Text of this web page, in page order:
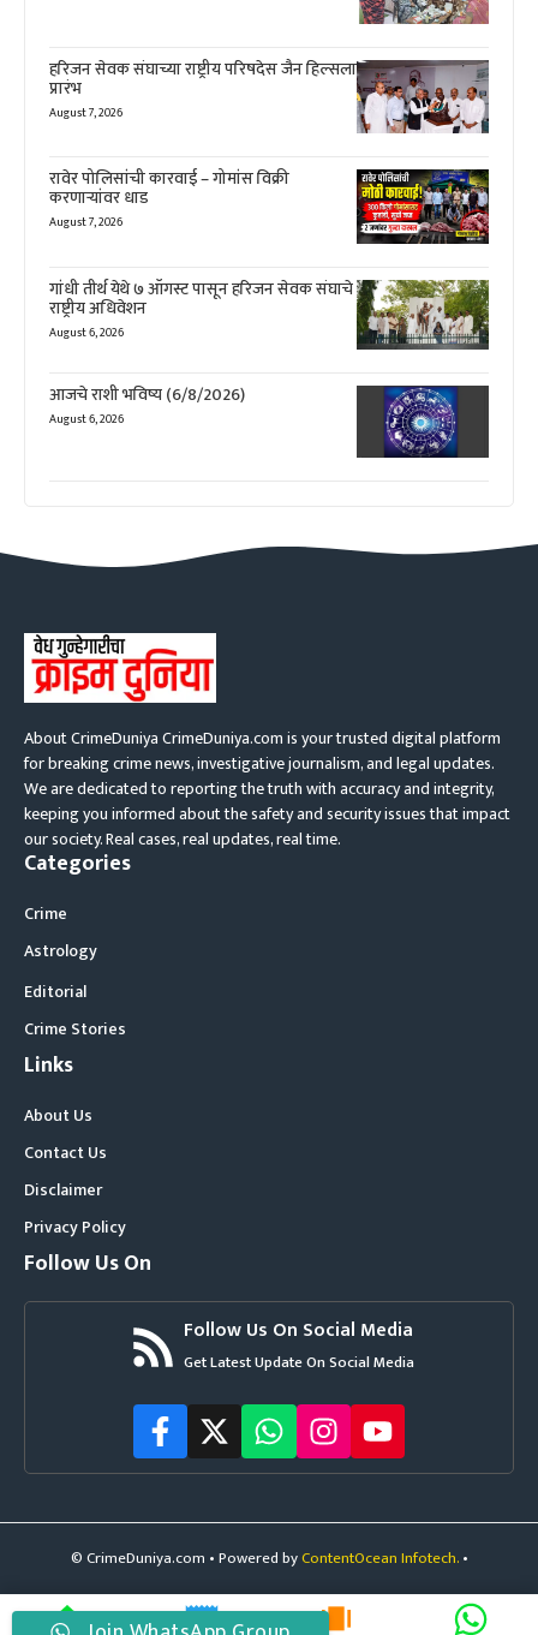
हरिजन सेवक संघाच्या राष्ट्रीय परिषदेस जैन हिल्सला
प्रारंभ
August 7, 2026
रावेर पोलिसांची कारवाई – गोमांस विक्री
करणाऱ्यांवर धाड
August 7, 2026
गांधी तीर्थ येथे ७ ऑगस्ट पासून हरिजन सेवक संघाचे
राष्ट्रीय अधिवेशन
August 6, 2026
आजचे राशी भविष्य (6/8/2026)
August 6, 2026
About CrimeDuniya CrimeDuniya.com is your trusted digital platform
for breaking crime news, investigative journalism, and legal updates.
We are dedicated to reporting the truth with accuracy and integrity,
keeping you informed about the safety and security issues that impact
our society. Real cases, real updates, real time.
Categories
Crime
Astrology
Editorial
Crime Stories
Links
About Us
Contact Us
Disclaimer
Privacy Policy
Follow Us On
Follow Us On Social Media
Get Latest Update On Social Media
© CrimeDuniya.com • Powered byContentOcean Infotech.•